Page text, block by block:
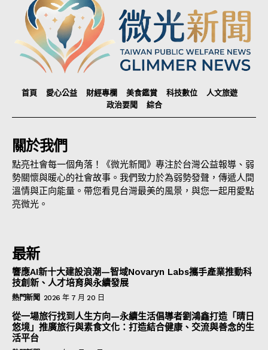
首頁 愛心公益 財經專欄 美食鑑賞 科技數位
人文旅遊
政治要聞
綜合
關於我們
點亮社會每一個角落！《微光新聞》專注於台灣公益報導、弱
勢關懷與暖心的社會故事。我們致力於為弱勢發聲，傳遞人間
溫情與正向能量。帶您看見台灣最美的風景，與您一起用愛點
亮微光。
最新
響應AI新十大建設浪潮—智域Novaryn Labs攜手產業推動科
技創新、人才培育與永續發展
熱門新聞 2026 年 7 月 20 日
從一場旅行找到人生方向—永續生活倡導者劉鴻鑫打造「晴日
悠境」推廣旅行與素食文化：打造結合健康、交流與善念的生
活平台